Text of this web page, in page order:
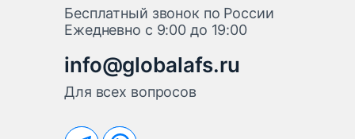
Бесплатный звонок по России
Ежедневно с 9:00 до 19:00
info@globalafs.ru
Для всех вопросов